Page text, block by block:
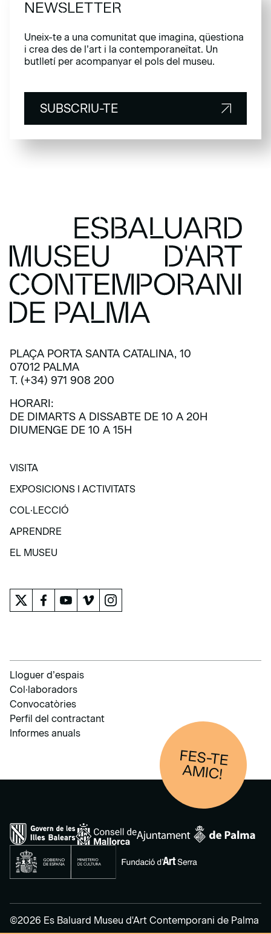
NEWSLETTER
Uneix-te a una comunitat que imagina, qüestiona
i crea des de l’art i la contemporaneïtat. Un
butlletí per acompanyar el pols del museu.
SUBSCRIU-TE
SUBSCRIU-TE
PLAÇA PORTA SANTA CATALINA, 10
07012 PALMA
T. (+34) 971 908 200
HORARI:
DE DIMARTS A DISSABTE DE 10 A 20H
DIUMENGE DE 10 A 15H
VISITA
VISITA
EXPOSICIONS I ACTIVITATS
EXPOSICIONS I ACTIVITATS
COL·LECCIÓ
COL·LECCIÓ
APRENDRE
APRENDRE
EL MUSEU
Lloguer d’espais
Col·laboradors
Convocatòries
Perfil del contractant
Informes anuals
FES-TE
AM
IC!
©2026 Es Baluard Museu d'Art Contemporani de Palma